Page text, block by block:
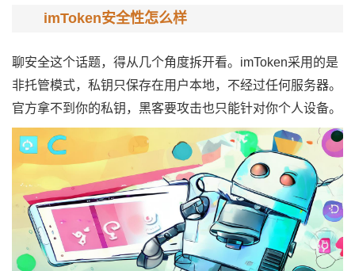
imToken安全性怎么样
聊安全这个话题，得从几个角度拆开看。imToken采用的是
非托管模式，私钥只保存在用户本地，不经过任何服务器。
官方拿不到你的私钥，黑客要攻击也只能针对你个人设备。